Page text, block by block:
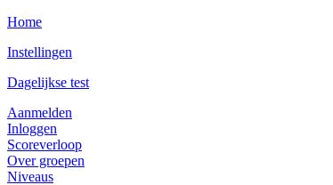
Home
Instellingen
Dagelijkse test
Aanmelden
Inloggen
Scoreverloop
Over groepen
Niveaus